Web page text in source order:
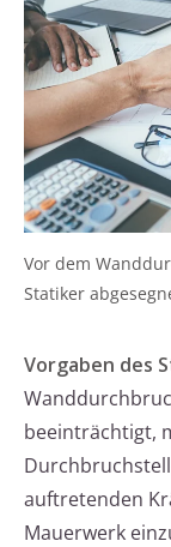
Vor dem
Statiker
Vorgaben des
beeinträchtigt,
auftretenden
Mauerwerk